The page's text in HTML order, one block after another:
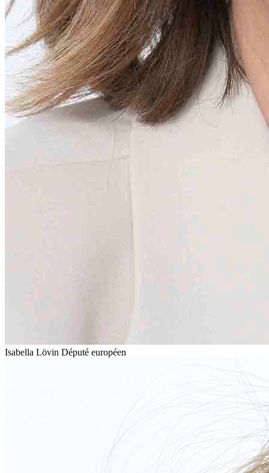
Isabella Lövin Député européen